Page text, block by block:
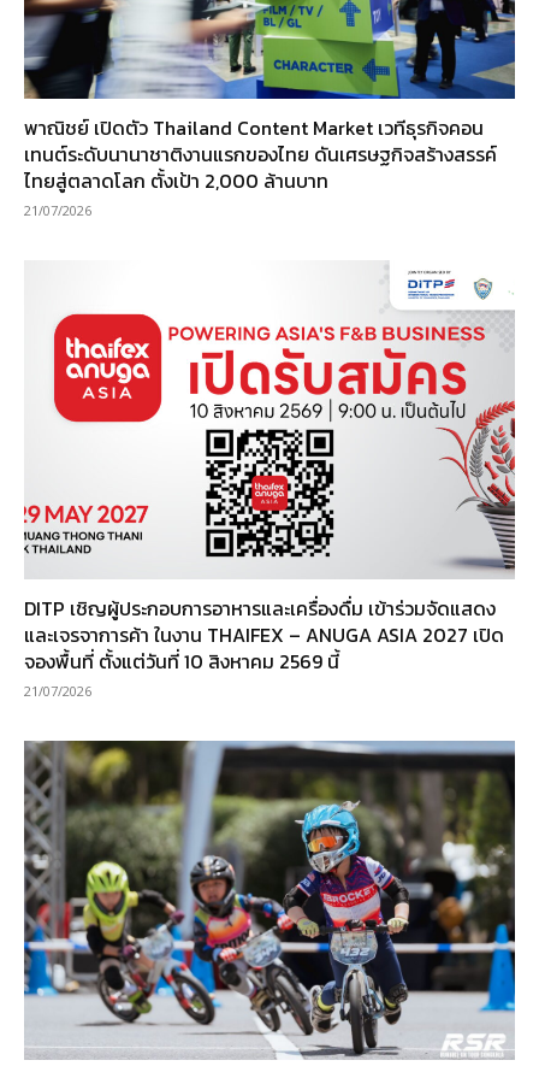
พาณิชย์ เปิดตัว Thailand Content Market เวทีธุรกิจคอน
เทนต์ระดับนานาชาติงานแรกของไทย ดันเศรษฐกิจสร้างสรรค์
ไทยสู่ตลาดโลก ตั้งเป้า 2,000 ล้านบาท
21/07/2026
DITP เชิญผู้ประกอบการอาหารและเครื่องดื่ม เข้าร่วมจัดแสดง
และเจรจาการค้า ในงาน THAIFEX – ANUGA ASIA 2027 เปิด
จองพื้นที่ ตั้งแต่วันที่ 10 สิงหาคม 2569 นี้
21/07/2026